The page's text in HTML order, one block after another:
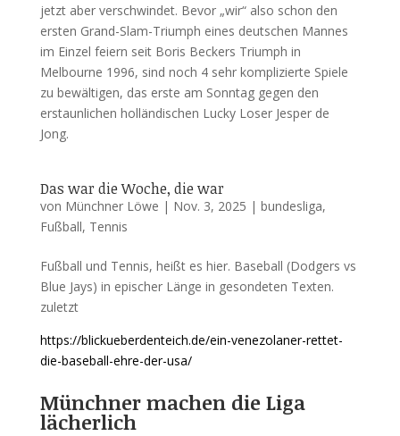
jetzt aber verschwindet. Bevor „wir“ also schon den
ersten Grand-Slam-Triumph eines deutschen Mannes
im Einzel feiern seit Boris Beckers Triumph in
Melbourne 1996, sind noch 4 sehr komplizierte Spiele
zu bewältigen, das erste am Sonntag gegen den
erstaunlichen holländischen Lucky Loser Jesper de
Jong.
Das war die Woche, die war
von Münchner Löwe | Nov. 3, 2025 | bundesliga,
Fußball, Tennis
Fußball und Tennis, heißt es hier. Baseball (Dodgers vs
Blue Jays) in epischer Länge in gesondeten Texten.
zuletzt
https://blickueberdenteich.de/ein-venezolaner-rettet-
die-baseball-ehre-der-usa/
Münchner machen die Liga
lächerlich